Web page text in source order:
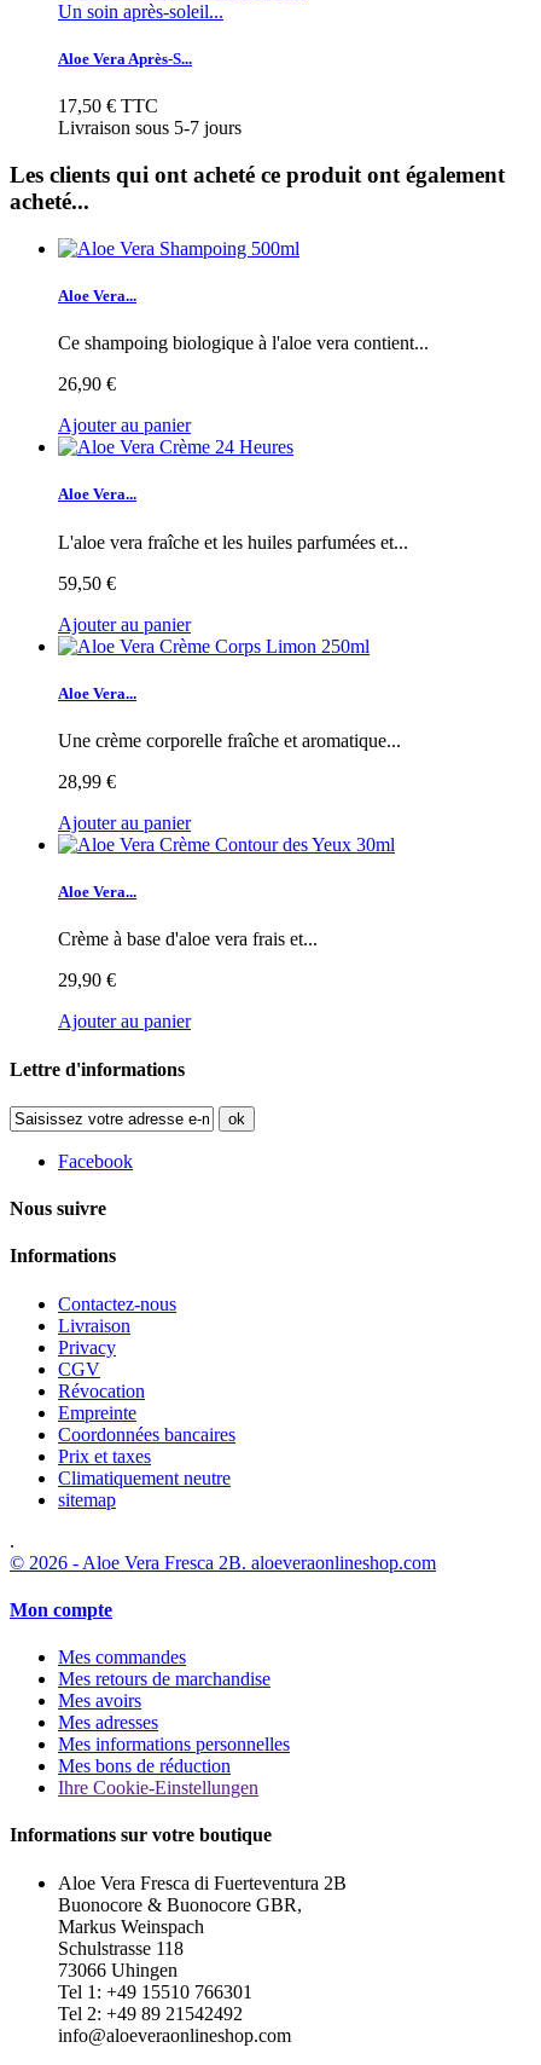
Un soin après-soleil...
Aloe Vera Après-S...
17,50 € TTC
Livraison sous 5-7 jours
Les clients qui ont acheté ce produit ont également
acheté...
Aloe Vera...
Ce shampoing biologique à l'aloe vera contient...
26,90 €
Ajouter au panier
Aloe Vera...
L'aloe vera fraîche et les huiles parfumées et...
59,50 €
Ajouter au panier
Aloe Vera...
Une crème corporelle fraîche et aromatique...
28,99 €
Ajouter au panier
Aloe Vera...
Crème à base d'aloe vera frais et...
29,90 €
Ajouter au panier
Lettre d'informations
ok
Facebook
Nous suivre
Informations
Contactez-nous
Livraison
Privacy
CGV
Révocation
Empreinte
Coordonnées bancaires
Prix et taxes
Climatiquement neutre
sitemap
.
© 2026 - Aloe Vera Fresca 2B. aloeveraonlineshop.com
Mon compte
Mes commandes
Mes retours de marchandise
Mes avoirs
Mes adresses
Mes informations personnelles
Mes bons de réduction
Ihre Cookie-Einstellungen
Informations sur votre boutique
Aloe Vera Fresca di Fuerteventura 2B
Buonocore & Buonocore GBR,
Markus Weinspach
Schulstrasse 118
73066 Uhingen
Tel 1: +49 15510 766301
Tel 2: +49 89 21542492
info@aloeveraonlineshop.com